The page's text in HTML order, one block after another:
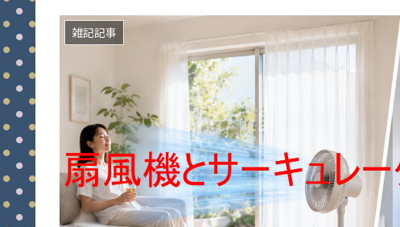
雑記記事